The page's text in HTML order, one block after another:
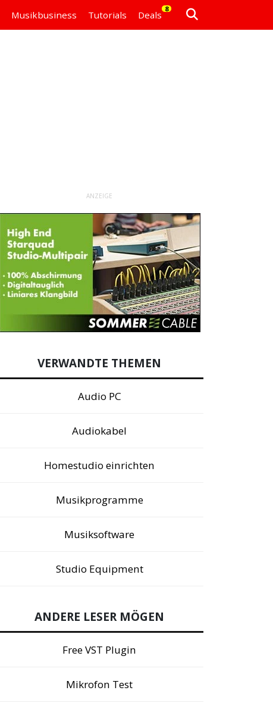
Musikbusiness Tutorials Deals
8
ANZEIGE
VERWANDTE THEMEN
Audio PC
Audiokabel
Homestudio einrichten
Musikprogramme
Musiksoftware
Studio Equipment
ANDERE LESER MÖGEN
Free VST Plugin
Mikrofon Test